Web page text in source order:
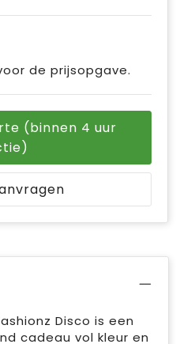
de prijsopgave.
(binnen 4 uur
Disco is een
cadeau vol kleur en